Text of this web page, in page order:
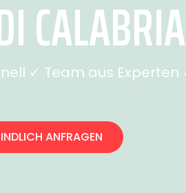
✓ Team aus
ANFRAGEN